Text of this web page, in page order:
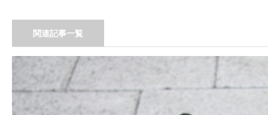
関連記事一覧